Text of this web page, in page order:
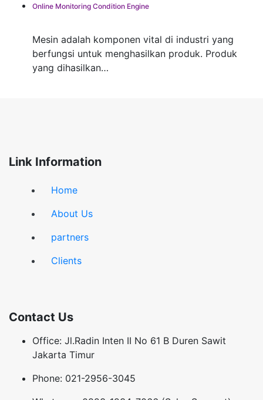
Online Monitoring Condition Engine
Mesin adalah komponen vital di industri yang
berfungsi untuk menghasilkan produk. Produk
yang dihasilkan…
Link Information
Home
About Us
partners
Clients
Contact Us
Office: Jl.Radin Inten II No 61 B Duren Sawit
Jakarta Timur
Phone: 021-2956-3045